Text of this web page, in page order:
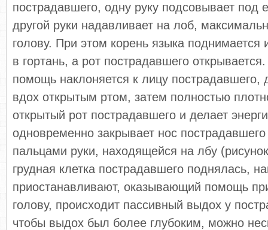
пострадавшего, одну руку подсовывает
другой руки надавливает на лоб,
голову. При этом корень языка поднимается
в гортань, а рот пострадавшего
помощь наклоняется к лицу пострадавшего,
вдох открытым ртом, затем полностью
открытый рот пострадавшего и делает
одновременно закрывает нос
пальцами руки, находящейся на лбу
грудная клетка пострадавшего поднялась,
приостанавливают, оказывающий помощь
голову, происходит пассивный выдох у
чтобы выдох был более глубоким, можно